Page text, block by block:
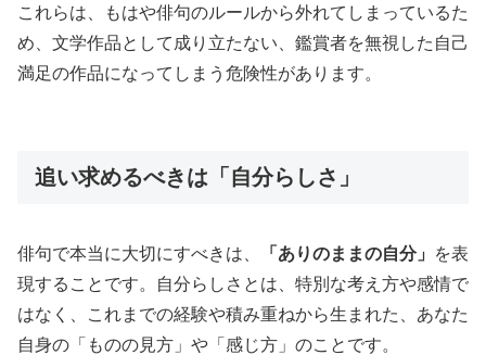
これらは、もはや俳句のルールから外れてしまっているた
め、文学作品として成り立たない、鑑賞者を無視した自己
満足の作品になってしまう危険性があります。
追い求めるべきは「自分らしさ」
俳句で本当に大切にすべきは、 「ありのままの自分」
を表
現することです。自分らしさとは、特別な考え方や感情で
はなく、これまでの経験や積み重ねから生まれた、あなた
自身の「ものの見方」や「感じ方」のことです。